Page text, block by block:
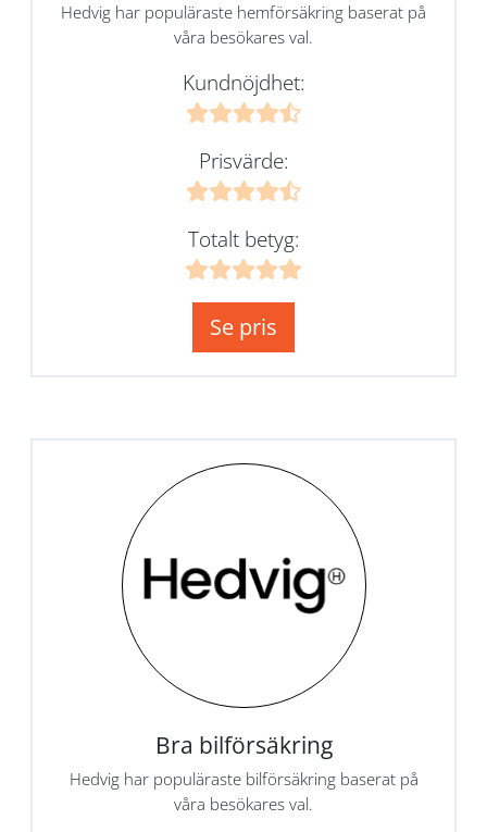
Hedvig har populäraste hemförsäkring baserat på
våra besökares val.
Kundnöjdhet:
Prisvärde:
Totalt betyg:
Se pris
Bra bilförsäkring
Hedvig har populäraste bilförsäkring baserat på
våra besökares val.